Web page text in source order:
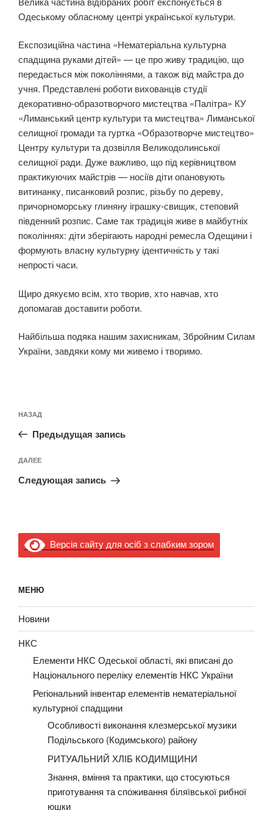
Одеському обласному центрі української культури.
Експозиційна частина «Нематеріальна культурна
спадщина руками дітей» — це про живу традицію, що
передається між поколіннями, а також від майстра до
учня. Представлені роботи вихованців студії
декоративно-образотворчого мистецтва «Палітра» КУ
«Лиманський центр культури та мистецтва» Лиманської
селищної громади та гуртка «Образотворче мистецтво»
Центру культури та дозвілля Великодолинської
селищної ради. Дуже важливо, що під керівництвом
практикуючих майстрів — носіїв діти опановують
витинанку, писанковий розпис, різьбу по дереву,
причорноморську глиняну іграшку-свищик, степовий
південний розпис. Саме так традиція живе в майбутніх
поколіннях: діти зберігають народні ремесла Одещини і
формують власну культурну ідентичність у такі
непрості часи.
Щиро дякуємо всім, хто творив, хто навчав, хто
допомагав доставити роботи.
Найбільша подяка нашим захисникам, Збройним Силам
України, завдяки кому ми живемо і творимо.
по
записям
Предыдущая
запись:
НАЗАД
Предыдущая запись
Следующая
запись
ДАЛЕЕ
Следующая запись
Версія сайту для осіб з слабким зором
МЕНЮ
Новини
НКС
Елементи НКС Одеської області, які вписані до
Національного переліку елементів НКС України
Регіональний інвентар елементів нематеріальної
культурної спадщини
Особливості виконання клезмерської музики
Подільського (Кодимського) району
РИТУАЛЬНИЙ ХЛІБ КОДИМЩИНИ
Знання, вміння та практики, що стосуються
приготування та споживання біляївської рибної
юшки